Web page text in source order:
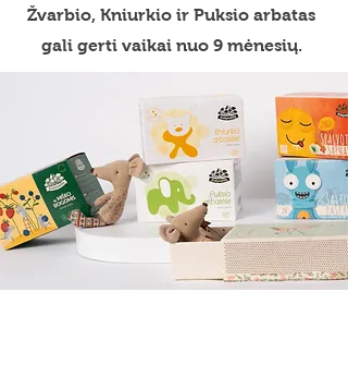
Žvarbio, Kniurkio ir Puksio arbatas
gali gerti vaikai nuo 9 mėnesių.